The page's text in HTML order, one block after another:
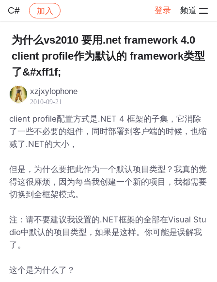
C# 加入 登录 频道
社区 帖子详情
为什么vs2010 要用.net framework 4.0
client profile作为默认的 framework类型
了&#xff1f;
xzjxylophone
2010-09-21
client profile配置方式是.NET 4 框架的子集，它消除
了一些不必要的组件，同时部署到客户端的时候，也缩
减了.NET的大小，
但是，为什么要把此作为一个默认项目类型？我真的觉
得这很麻烦，因为每当我创建一个新的项目，我都需要
切换到全框架模式。
注：请不要建议我设置的.NET框架的全部在Visual Stu
dio中默认的项目类型，如果是这样。你可能是误解我
了。
这个是为什么了？